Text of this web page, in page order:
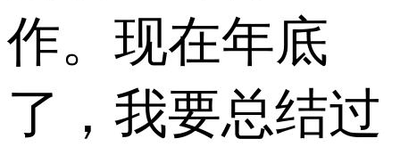
作。现在年底
了，我要总结过